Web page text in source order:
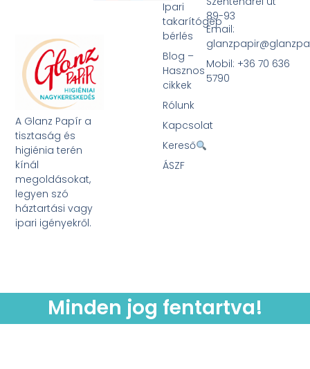
A Glanz Papír a
tisztaság és
higiénia terén
kínál
megoldásokat,
legyen szó
háztartási vagy
ipari igényekről.
Ipari
takarítógép
bérlés
Blog –
Hasznos
cikkek
Rólunk
Kapcsolat
Kereső
ÁSZF
89-93
Email:
Mobil: +36 70 636
5790
Minden jog fentartva!